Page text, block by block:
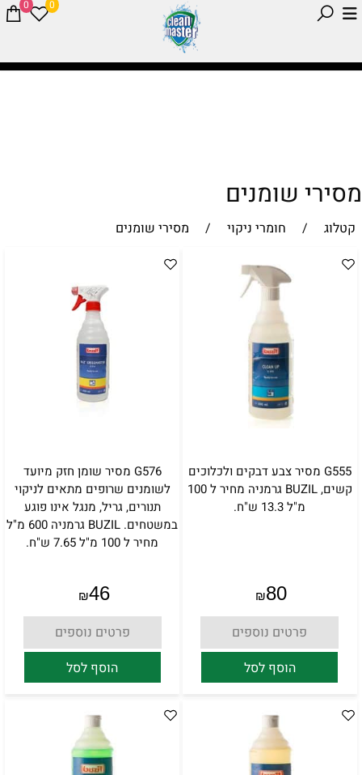
0 0
מסירי שומנים
קטלוג / חומרי ניקוי / מסירי שומנים
G555 מסיר צבע דבקים ולכלוכים
קשים, BUZIL גרמניה מחיר ל 100
מ"ל 13.3 ש"ח.
₪80
פרטים נוספים
הוסף לסל
G576 מסיר שומן חזק מיועד
לשומנים שרופים מתאים לניקוי
תנורים, גריל, מנגל אינו פוגע
במשטחים. BUZIL גרמניה 600 מ"ל
מחיר ל 100 מ"ל 7.65 ש"ח.
₪46
פרטים נוספים
הוסף לסל